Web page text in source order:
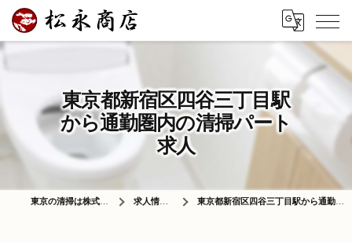
東京都新宿区四谷三丁目駅
から通勤圏内の清掃パート
求人
東京の清掃は株式会社松永商店 求人情報ブログ 東京都新宿区四谷三丁目駅から通勤圏内の清掃パート求人